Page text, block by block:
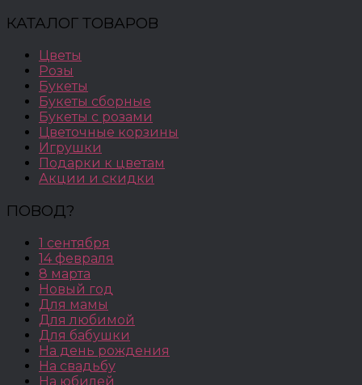
КАТАЛОГ ТОВАРОВ
Цветы
Розы
Букеты
Букеты сборные
Букеты с розами
Цветочные корзины
Игрушки
Подарки к цветам
Акции и скидки
ПОВОД?
1 сентября
14 февраля
8 марта
Новый год
Для мамы
Для любимой
Для бабушки
На день рождения
На свадьбу
На юбилей